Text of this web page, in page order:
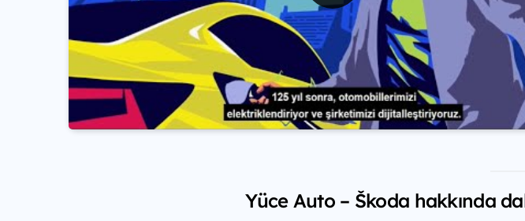
Yüce Auto – Škoda hakkında